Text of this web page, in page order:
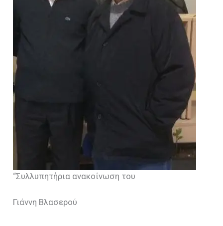
“Συλλυπητήρια ανακοίνωση του
Γιάννη Βλασερού